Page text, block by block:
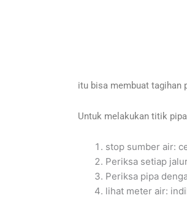
itu bisa membuat tagihan
Untuk melakukan titik
stop sumber air:
Periksa setiap
Periksa pipa
lihat meter air: